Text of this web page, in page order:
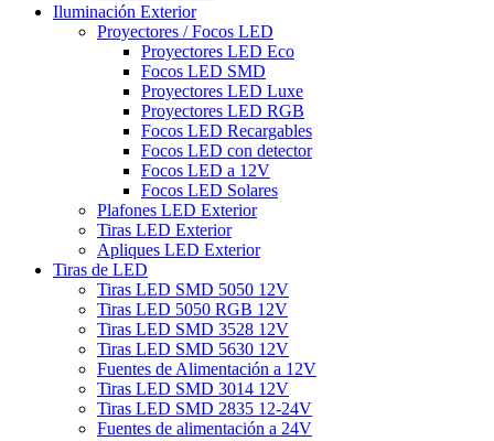
Iluminación Exterior
Proyectores / Focos LED
Proyectores LED Eco
Focos LED SMD
Proyectores LED Luxe
Proyectores LED RGB
Focos LED Recargables
Focos LED con detector
Focos LED a 12V
Focos LED Solares
Plafones LED Exterior
Tiras LED Exterior
Apliques LED Exterior
Tiras de LED
Tiras LED SMD 5050 12V
Tiras LED 5050 RGB 12V
Tiras LED SMD 3528 12V
Tiras LED SMD 5630 12V
Fuentes de Alimentación a 12V
Tiras LED SMD 3014 12V
Tiras LED SMD 2835 12-24V
Fuentes de alimentación a 24V